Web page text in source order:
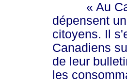
« Au
dépensent
citoyens. Il
Canadiens
de leur
les